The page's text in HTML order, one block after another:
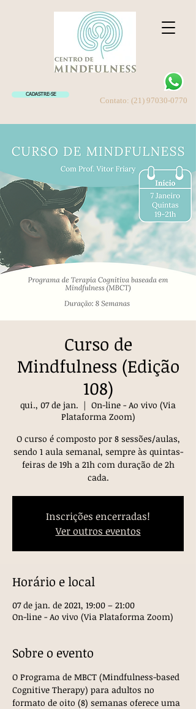
CADASTRE-SE
Contato: (21) 97030-0770
Curso de
Mindfulness (Edição
108)
qui., 07 de jan.
  |
On-line - Ao vivo (Via
Plataforma Zoom)
O curso é composto por 8 sessões/aulas,
sendo 1 aula semanal, sempre às quintas-
feiras de 19h a 21h com duração de 2h
cada.
Inscrições encerradas!
Ver outros eventos
Horário e local
07 de jan. de 2021, 19:00 – 21:00
On-line - Ao vivo (Via Plataforma Zoom)
Sobre o evento
O Programa de MBCT (Mindfulness-based
Cognitive Therapy) para adultos no
formato de oito (8) semanas oferece uma